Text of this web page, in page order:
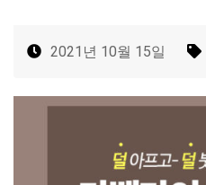
2021년 10월 15일